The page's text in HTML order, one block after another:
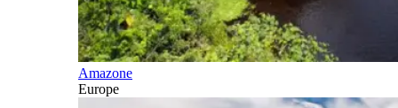
Amazone
Europe